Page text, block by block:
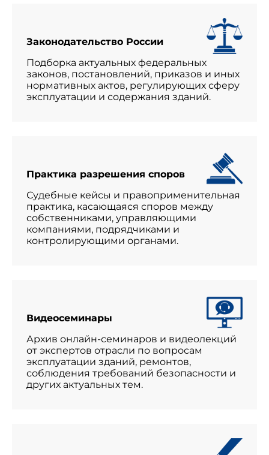
Законодательство России
Подборка актуальных федеральных
законов, постановлений, приказов и иных
нормативных актов, регулирующих сферу
эксплуатации и содержания зданий.
Практика разрешения споров
Судебные кейсы и правоприменительная
практика, касающаяся споров между
собственниками, управляющими
компаниями, подрядчиками и
контролирующими органами.
Видеосеминары
Архив онлайн-семинаров и видеолекций
от экспертов отрасли по вопросам
эксплуатации зданий, ремонтов,
соблюдения требований безопасности и
других актуальных тем.